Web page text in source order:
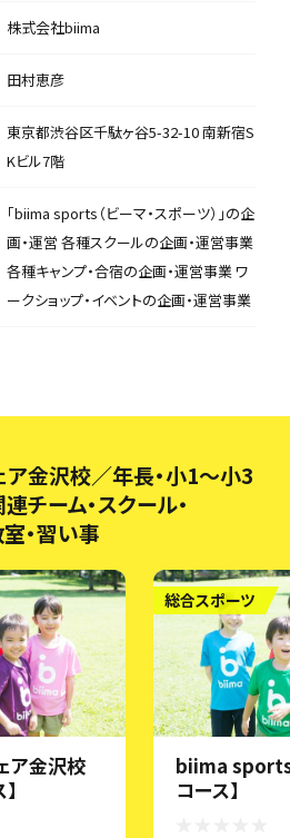
株式会社biima
田村恵彦
東京都渋谷区千駄ヶ谷5-32-10 南新宿S
Kビル7階
「biima sports（ビーマ・スポーツ）」の企
画・運営 各種スクールの企画・運営事業
各種キャンプ・合宿の企画・運営事業 ワ
ークショップ・イベントの企画・運営事業
金沢校／年長・小1〜小3
チーム・スクール・
・習い事
ア金沢校
総合スポーツ
biima sports
コース】